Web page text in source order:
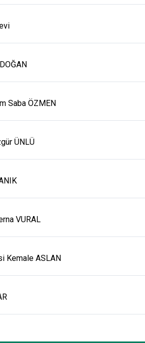
Saba ÖZMEN
ÜNLÜ
VURAL
Kemale ASLAN